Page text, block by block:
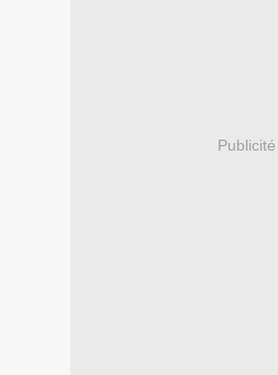
Publicité